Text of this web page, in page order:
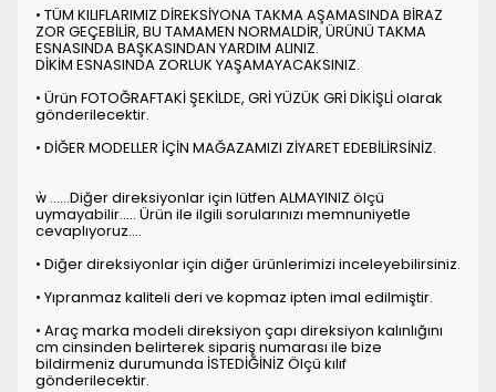
• TÜM KILIFLARIMIZ DİREKSİYONA TAKMA AŞAMASINDA BİRAZ
ZOR GEÇEBİLİR, BU TAMAMEN NORMALDİR, ÜRÜNÜ TAKMA
ESNASINDA BAŞKASINDAN YARDIM ALINIZ.
DİKİM ESNASINDA ZORLUK YAŞAMAYACAKSINIZ.
• Ürün FOTOĞRAFTAKİ ŞEKİLDE, GRİ YÜZÜK GRİ DİKİŞLİ olarak
gönderilecektir.
• DİĞER MODELLER İÇİN MAĞAZAMIZI ZİYARET EDEBİLİRSİNİZ.
 ......Diğer direksiyonlar için lütfen ALMAYINIZ ölçü
uymayabilir..... Ürün ile ilgili sorularınızı memnuniyetle
cevaplıyoruz....
• Diğer direksiyonlar için diğer ürünlerimizi inceleyebilirsiniz.
• Yıpranmaz kaliteli deri ve kopmaz ipten imal edilmiştir.
• Araç marka modeli direksiyon çapı direksiyon kalınlığını
cm cinsinden belirterek sipariş numarası ile bize
bildirmeniz durumunda İSTEDİĞİNİZ Ölçü kılıf
gönderilecektir.